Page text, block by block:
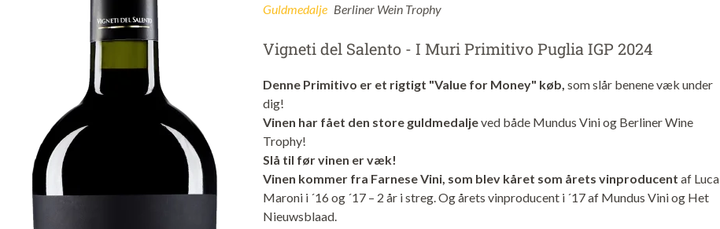
Guldmedalje Berliner Wein Trophy
Vigneti del Salento - I Muri Primitivo Puglia IGP 2024
Denne Primitivo er et rigtigt "Value for Money" køb, som slår benene væk under
dig!
Vinen har fået den store guldmedaljeved både Mundus Vini og Berliner Wine
Trophy!
Slå til før vinen er væk!
Vinen kommer fra Farnese Vini, som blev kåret som årets vinproducent af Luca
Maroni i ´16 og ´17 – 2 år i streg. Og årets vinproducent i ´17 af Mundus Vini og Het
Nieuwsblaad.